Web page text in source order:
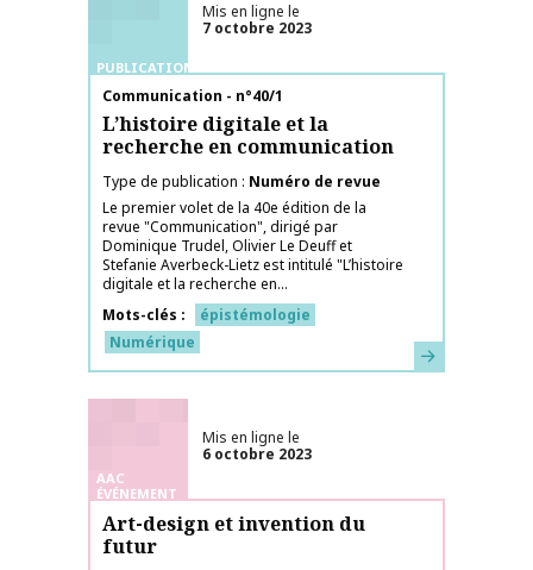
PUBLICATIONS
Mis en ligne le
7 octobre 2023
Nom de la publication
Communication - n°40/1
L’histoire digitale et la
recherche en communication
Type de publication
Numéro de revue
Le premier volet de la 40e édition de la
revue "Communication", dirigé par
Dominique Trudel, Olivier Le Deuff et
Stefanie Averbeck-Lietz est intitulé "L’histoire
digitale et la recherche en...
Mots-clés
épistémologie
Numérique
En savoir plus
AAC
ÉVÉNEMENT
Mis en ligne le
6 octobre 2023
Art-design et invention du
futur